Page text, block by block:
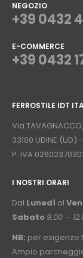
NEGOZIO
+39 0432
E-COMMERCE
+39 0432
FERROSTILE IDT
Via
33100 UDINE (UD)
P. IVA
I NOSTRI ORARI
Dal Lunedì al
Sabato 9.00 –
NB: per esigenze
Ampio